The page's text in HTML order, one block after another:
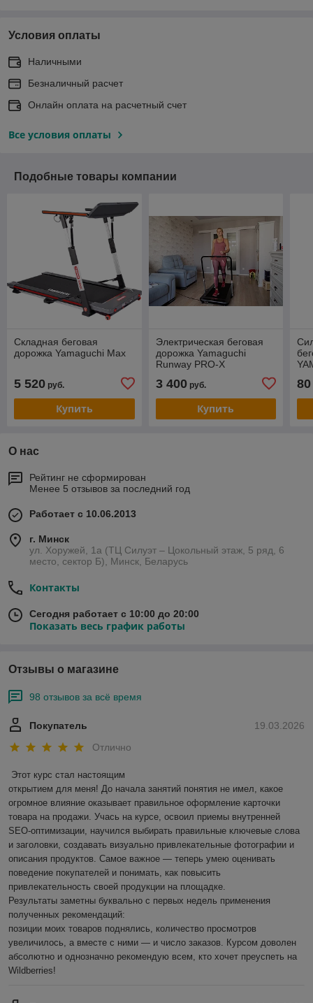
Условия оплаты
Наличными
Безналичный расчет
Онлайн оплата на расчетный счет
Все условия оплаты
Подобные товары компании
Складная беговая
дорожка Yamaguchi Max
5 520 руб.
Купить
Электрическая беговая
дорожка Yamaguchi
Runway PRO-X
3 400руб.
Купить
80
О нас
Рейтинг не сформирован
Менее 5 отзывов за последний год
Работает с 10.06.2013
г. Минск
ул. Хоружей, 1а (ТЦ Силуэт – Цокольный этаж, 5 ряд, 6
место, сектор Б), Минск, Беларусь
Контакты
Сегодня работает с 10:00 до 20:00
Показать весь график работы
Отзывы о магазине
98 отзывов за всё время
19.03.2026
Покупатель
Отлично
Этот курс стал настоящим
открытием для меня! До начала занятий понятия не имел, какое
огромное влияние оказывает правильное оформление карточки
товара на продажи. Учась на курсе, освоил приемы внутренней
SEO-оптимизации, научился выбирать правильные ключевые слова
и заголовки, создавать визуально привлекательные фотографии и
описания продуктов. Самое важное — теперь умею оценивать
поведение покупателей и понимать, как повысить
привлекательность своей продукции на площадке.
Результаты заметны буквально с первых недель применения
полученных рекомендаций:
позиции моих товаров поднялись, количество просмотров
увеличилось, а вместе с ними — и число заказов. Курсом доволен
абсолютно и однозначно рекомендую всем, кто хочет преуспеть на
Wildberries!